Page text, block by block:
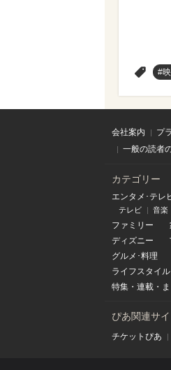
#
会社案内 プ
一般の読者
カテゴリー
エンタメ･テレ
テレビ 音楽
ファミリー
ディズニー
グルメ･料理
ライフスタイル
特集 ・ 連載 ・
ぴあ関連サイ
チケットぴあ